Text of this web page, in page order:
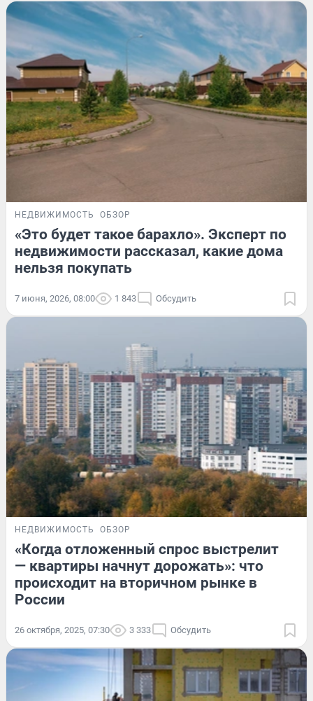
НЕДВИЖИМОСТЬ ОБЗОР
«Это будет такое барахло». Эксперт по
недвижимости рассказал, какие дома
нельзя покупать
7 июня, 2026, 08:00 1 843 Обсудить
НЕДВИЖИМОСТЬ ОБЗОР
«Когда отложенный спрос выстрелит
— квартиры начнут дорожать»: что
происходит на вторичном рынке в
России
26 октября, 2025, 07:30 3 333 Обсудить